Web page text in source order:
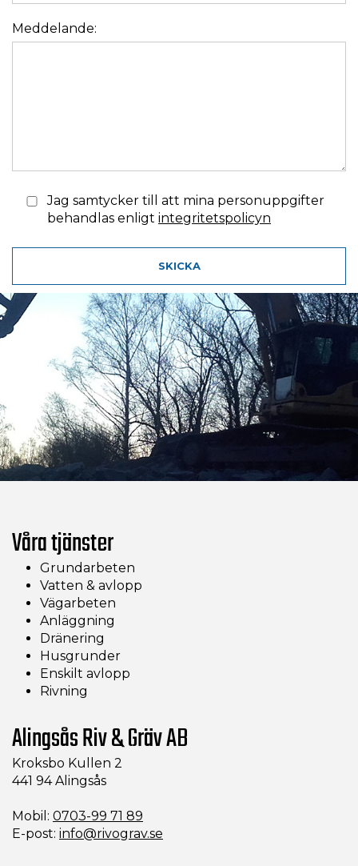
Meddelande:
Jag samtycker till att mina personuppgifter
behandlas enligt integritetspolicyn
Våra tjänster
Grundarbeten
Vatten & avlopp
Vägarbeten
Anläggning
Dränering
Husgrunder
Enskilt avlopp
Rivning
Alingsås Riv & Gräv AB
Kroksbo Kullen 2
441 94 Alingsås
Mobil: 0703-99 71 89
E-post: info@rivograv.se